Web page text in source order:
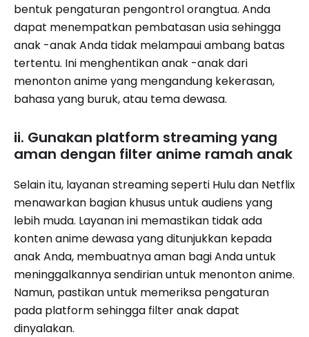
bentuk pengaturan pengontrol orangtua. Anda
dapat menempatkan pembatasan usia sehingga
anak -anak Anda tidak melampaui ambang batas
tertentu. Ini menghentikan anak -anak dari
menonton anime yang mengandung kekerasan,
bahasa yang buruk, atau tema dewasa.
ii. Gunakan platform streaming yang
aman dengan filter anime ramah anak
Selain itu, layanan streaming seperti Hulu dan Netflix
menawarkan bagian khusus untuk audiens yang
lebih muda. Layanan ini memastikan tidak ada
konten anime dewasa yang ditunjukkan kepada
anak Anda, membuatnya aman bagi Anda untuk
meninggalkannya sendirian untuk menonton anime.
Namun, pastikan untuk memeriksa pengaturan
pada platform sehingga filter anak dapat
dinyalakan.